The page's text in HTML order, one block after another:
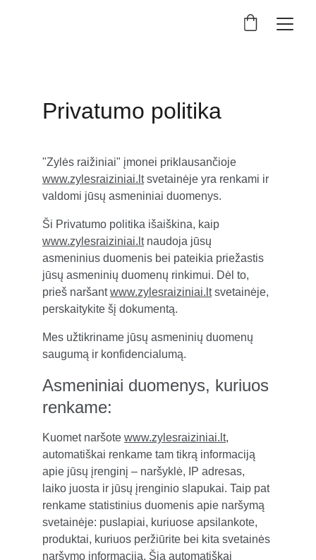
Privatumo politika
"Zylės raižiniai" įmonei priklausančioje
www.zylesraiziniai.lt svetainėje yra renkami ir
valdomi jūsų asmeniniai duomenys.
Ši Privatumo politika išaiškina, kaip
www.zylesraiziniai.lt naudoja jūsų
asmeninius duomenis bei pateikia priežastis
jūsų asmeninių duomenų rinkimui. Dėl to,
prieš naršant www.zylesraiziniai.lt svetainėje,
perskaitykite šį dokumentą.
Mes užtikriname jūsų asmeninių duomenų
saugumą ir konfidencialumą.
Asmeniniai duomenys, kuriuos
renkame:
Kuomet naršote www.zylesraiziniai.lt,
automatiškai renkame tam tikrą informaciją
apie jūsų įrenginį – naršyklė, IP adresas,
laiko juosta ir jūsų įrenginio slapukai. Taip pat
renkame statistinius duomenis apie naršymą
svetainėje: puslapiai, kuriuose apsilankote,
produktai, kuriuos peržiūrite bei kita svetainės
naršymo informacija. Šią automatiškai